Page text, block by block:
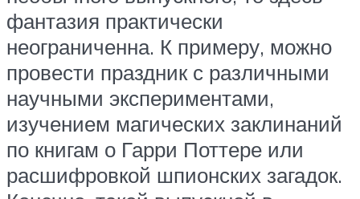
фантазия практически
неограниченна. К примеру, можно
провести праздник с различными
научными экспериментами,
изучением магических заклинаний
по книгам о Гарри Поттере или
расшифровкой шпионских загадок.